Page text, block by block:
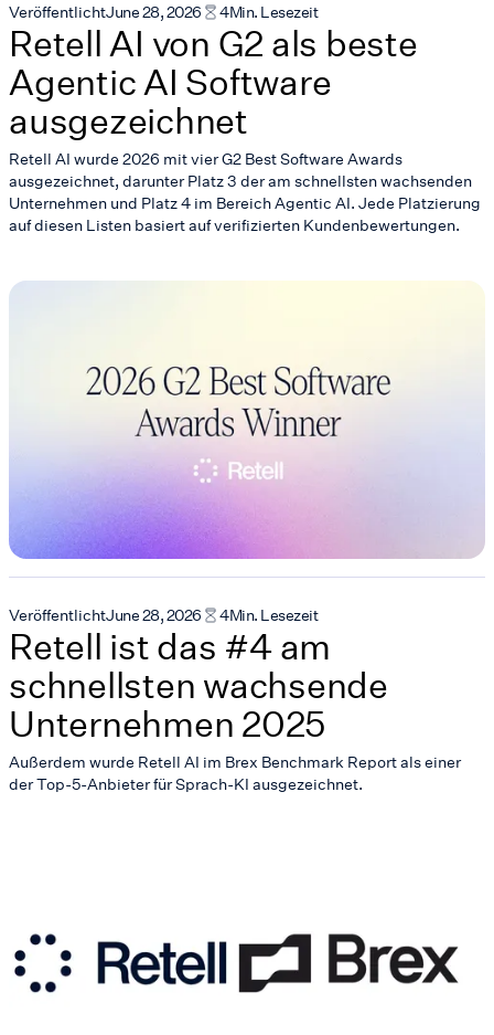
VeröffentlichtJune 28, 2026 4Min. Lesezeit
Retell AI von G2 als beste
Agentic AI Software
ausgezeichnet
Retell AI wurde 2026 mit vier G2 Best Software Awards
ausgezeichnet, darunter Platz 3 der am schnellsten wachsenden
Unternehmen und Platz 4 im Bereich Agentic AI. Jede Platzierung
auf diesen Listen basiert auf verifizierten Kundenbewertungen.
VeröffentlichtJune 28, 2026 4Min. Lesezeit
Retell ist das #4 am
schnellsten wachsende
Unternehmen 2025
Außerdem wurde Retell AI im Brex Benchmark Report als einer
der Top-5-Anbieter für Sprach-KI ausgezeichnet.